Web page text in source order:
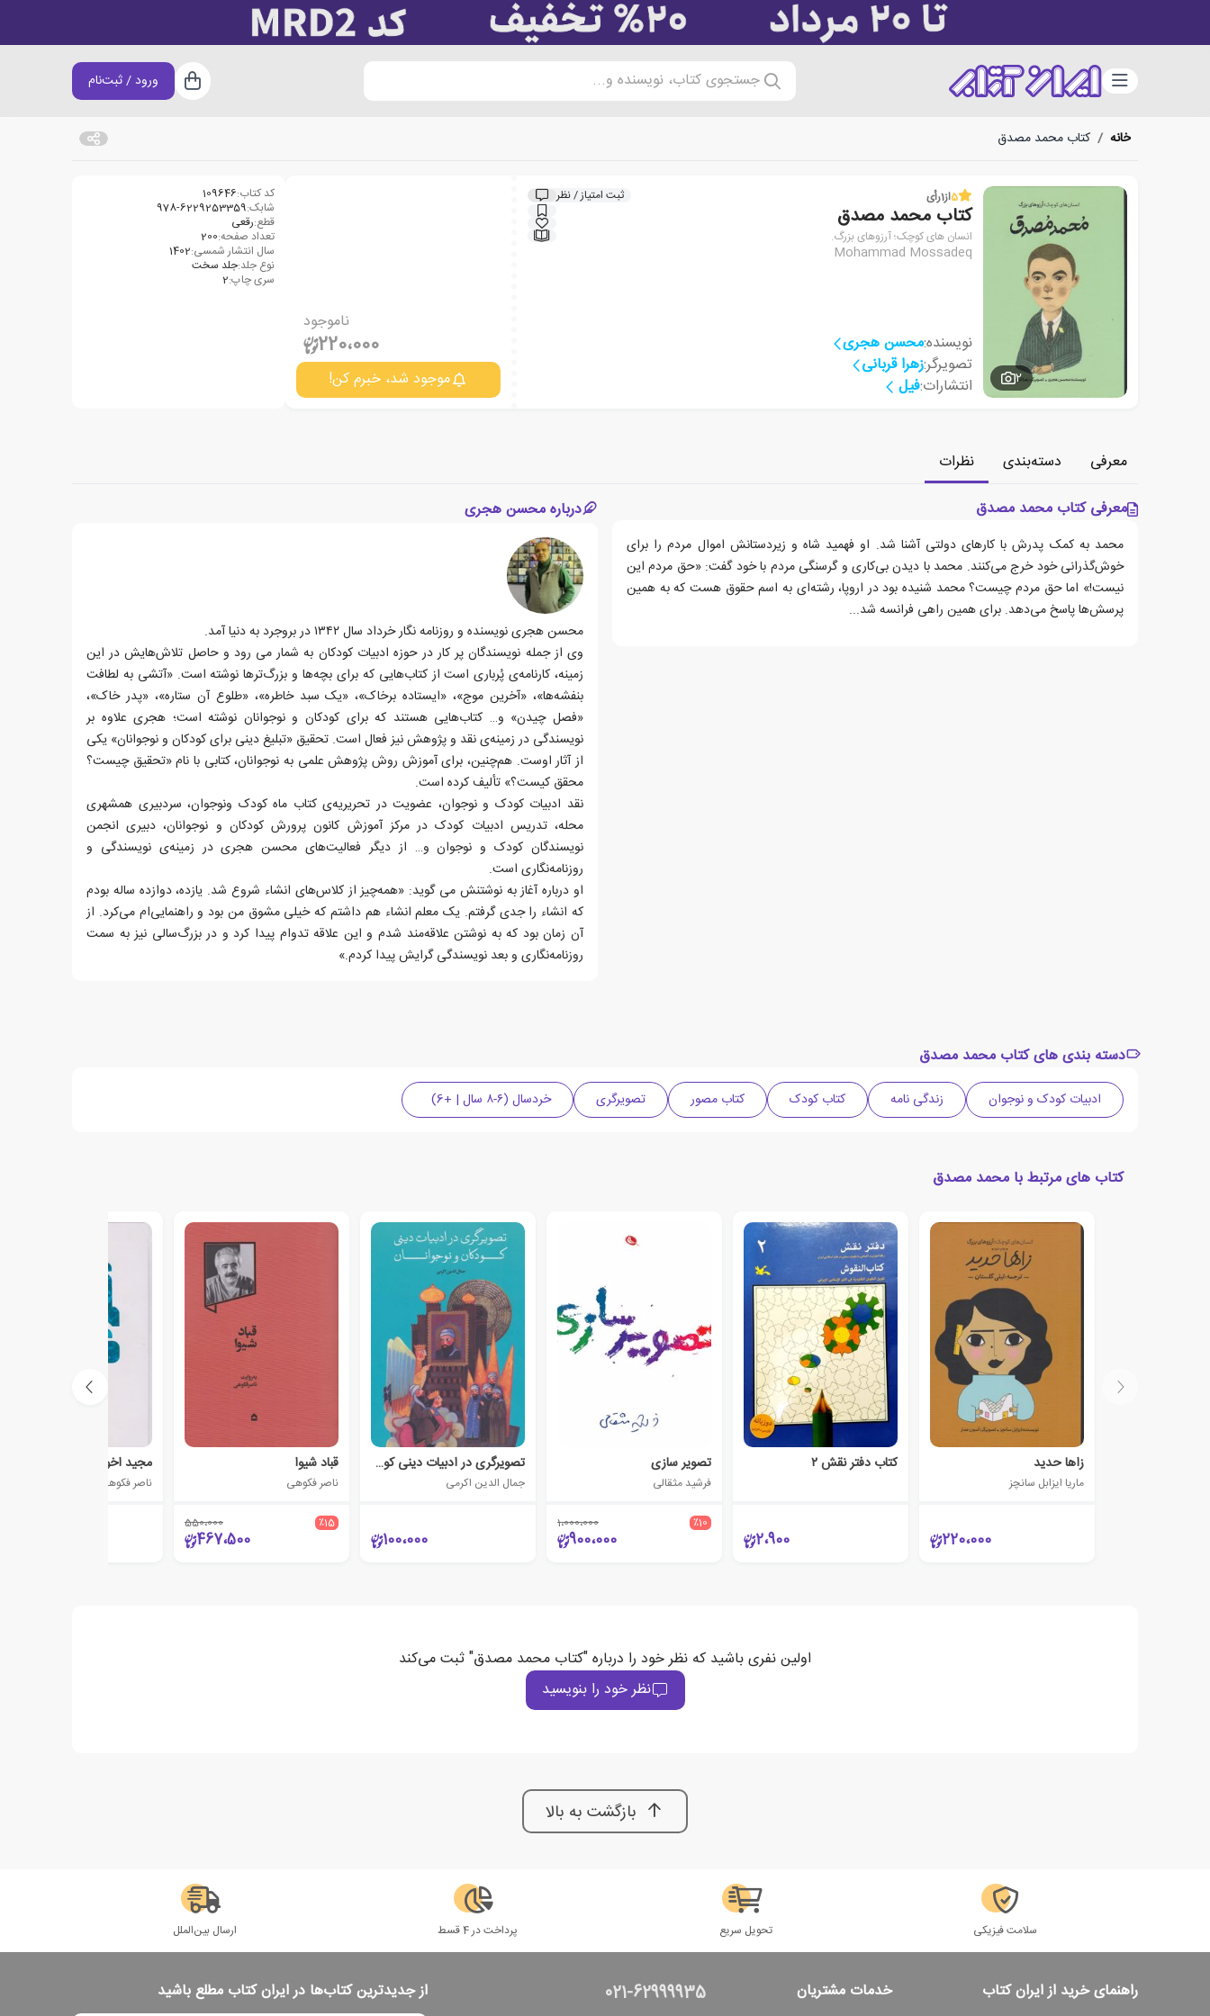
دسته‌بندی جستجوی کتاب، نویسنده و... سبد خرید
ورود / ثبت‌نام
خانه / کتاب محمد مصدق
2
5از1رأی ثبت امتیاز / نظر
کتاب محمد مصدق
انسان های کوچک؛ آرزوهای بزرگ.‮
Mohammad Mossadeq
نویسنده:محسن هجری
تصویرگر:زهرا قربانی
انتشارات:فیل
ناموجود
220،000
موجود شد، خبرم کن!
کد کتاب:109646
شابک:‭978-6229253359‬
قطع:رقعی
تعداد صفحه:200
سال انتشار شمسی:1402
نوع جلد:جلد سخت
سری چاپ:2
معرفی دسته‌بندی
نظرات
معرفی کتاب محمد مصدق
محمد به کمک پدرش با کارهای دولتی آشنا شد. او فهمید شاه و زیردستانش اموال مردم را برای
خوش‌گذرانی خود خرج می‌کنند. محمد با دیدن بی‌کاری و گرسنگی مردم با خود گفت: «حق مردم این
نیست!» اما حق مردم چیست؟‌ محمد شنیده بود در اروپا، رشته‌ای به اسم حقوق هست که به همین
پرسش‌ها پاسخ می‌دهد. برای همین راهی فرانسه شد...
درباره محسن هجری
محسن هجری نویسنده و روزنامه نگار خرداد سال ۱۳۴۲ در بروجرد به دنیا آمد.
وی از جمله نویسندگان پر کار در حوزه ادبیات کودکان به شمار می رود و حاصل تلاش‌هایش در این
زمینه، کارنامه‌ی پُرباری ا‌ست از کتاب‌هایی که برای بچه‌ها و بزرگ‌ترها نوشته است. «آتشی به لطافت
بنفشه‌ها»، «آخرین موج»، «ایستاده برخاک»، «یک سبد خاطره»، «طلوع آن ستاره»، «پدر خاک»،
«فصل چیدن» و… کتاب‌هایی هستند که برای کودکان و نوجوانان نوشته است؛ هجری علاوه‌ بر
نویسندگی در زمینه‌ی نقد و پژوهش نیز فعال است. تحقیق «تبلیغ دینی برای کودکان و نوجوانان» یکی
از آثار اوست. هم‌چنین، برای آموزش روش پژوهش علمی به نوجوانان، کتابی با نام «تحقیق چیست؟
محقق کیست؟» تألیف کرده است.
نقد ادبیات کودک و نوجوان، عضویت در تحریریه‌ی کتاب ماه کودک ونوجوان، سردبیری همشهری
محله، تدریس ادبیات کودک در مرکز آموزش کانون پرورش کودکان و نوجوانان، دبیری انجمن
نویسندگان کودک و نوجوان و… از دیگر فعالیت‌های محسن هجری در زمینه‌ی نویسندگی و
روزنامه‌نگاری است.
او درباره آغاز به نوشتنش می گوید: «همه‌چیز از کلاس‌های انشاء شروع شد. یازده، دوازده ساله بودم
که انشاء را جدی گرفتم. یک معلم انشاء هم داشتم که خیلی مشوق من بود و راهنمایی‌‌ام می‌کرد. از
آن زمان بود که به نوشتن علاقه‌مند شدم و این علاقه تدوام پیدا کرد و در بزرگ‌سالی نیز به سمت
روزنامه‌نگاری و بعد نویسندگی گرایش پیدا کردم.»
دسته بندی های کتاب محمد مصدق
ادبیات کودک و نوجوان زندگی نامه کتاب کودک کتاب مصور تصویرگری خردسال (۶-۸ سال | +6)
کتاب های مرتبط با محمد مصدق
زاها حدید
ماریا ایزابل سانچز
220،000
کتاب دفتر نقش ۲
2،900
تصویر سازی
فرشید مثقالی
٪10 1،000،000
900،000
تصویرگری در ادبیات دینی کودکان و نوجوانان
جمال الدین اکرمی
100،000
قباد شیوا
ناصر فکوهی
٪15 550،000
467،500
مجید اخوان
ناصر فکوهی
اولین نفری باشید که نظر خود را درباره "کتاب محمد مصدق" ثبت می‌کند
نظر خود را بنویسید
بازگشت به بالا
سلامت فیزیکی تحویل سریع پرداخت در 4 قسط ارسال بین‌الملل
راهنمای خرید از ایران کتاب خدمات مشتریان 021-62999935 از جدیدترین کتاب‌ها در ایران کتاب مطلع باشید